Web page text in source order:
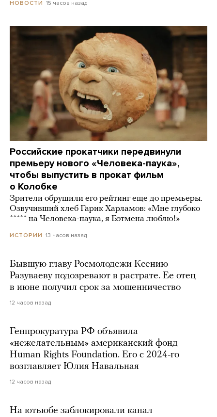
НОВОСТИ 15 часов назад
Российские прокатчики передвинули
премьеру нового «Человека-паука»,
чтобы выпустить в прокат фильм
о Колобке
Зрители обрушили его рейтинг еще до премьеры.
Озвучивший хлеб Гарик Харламов: «Мне глубоко
***** на Человека-паука, я Бэтмена люблю!»
ИСТОРИИ 13 часов назад
Бывшую главу Росмолодежи Ксению
Разуваеву подозревают в растрате. Ее отец
в июне получил срок за мошенничество
12 часов назад
Генпрокуратура РФ объявила
«нежелательным» американский фонд
Human Rights Foundation. Его с 2024-го
возглавляет Юлия Навальная
12 часов назад
На ютьюбе заблокировали канал